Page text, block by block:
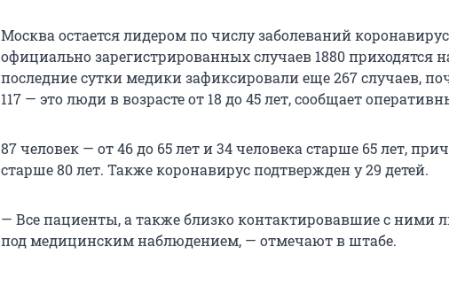
Москва остается лидером по числу заболеваний
официально зарегистрированных случаев 1880 приходятся
последние сутки медики зафиксировали еще 267 случаев,
117 — это люди в возрасте от 18 до 45 лет, сообщает
87 человек — от 46 до 65 лет и 34 человека старше 65 лет,
старше 80 лет. Также коронавирус подтвержден у 29 детей.
— Все пациенты, а также близко контактировавшие с ними
под медицинским наблюдением, — отмечают в штабе.